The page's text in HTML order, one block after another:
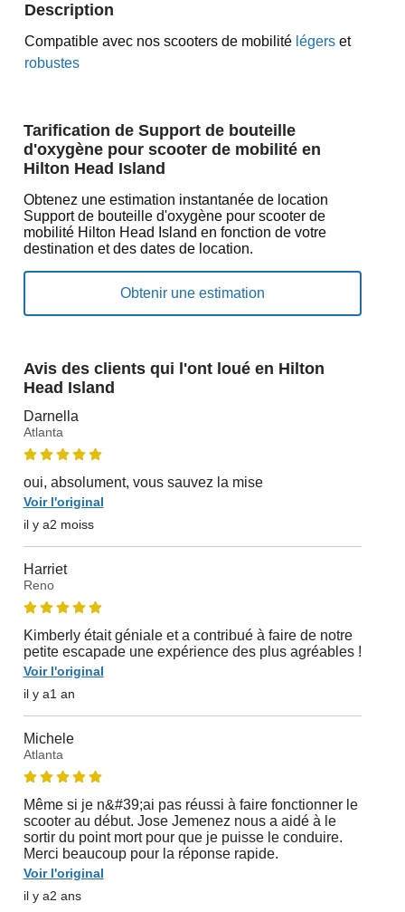
Description
Compatible avec nos scooters de mobilité légerset
robustes
Tarification de Support de bouteille
d'oxygène pour scooter de mobilité en
Hilton Head Island
Obtenez une estimation instantanée de location
Support de bouteille d'oxygène pour scooter de
mobilité Hilton Head Island en fonction de votre
destination et des dates de location.
Avis des clients qui l'ont loué en Hilton
Head Island
Darnella
Atlanta
oui, absolument, vous sauvez la mise
Voir l'original
il y a2 moiss
Harriet
Reno
Kimberly était géniale et a contribué à faire de notre
petite escapade une expérience des plus agréables !
Voir l'original
il y a1 an
Michele
Atlanta
Même si je n&#39;ai pas réussi à faire fonctionner le
scooter au début. Jose Jemenez nous a aidé à le
sortir du point mort pour que je puisse le conduire.
Merci beaucoup pour la réponse rapide.
Voir l'original
il y a2 ans